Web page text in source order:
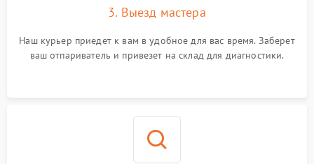
3. Выезд мастера
Наш курьер приедет к вам в удобное для вас время. Заберет
ваш отпариватель и привезет на склад для диагностики.